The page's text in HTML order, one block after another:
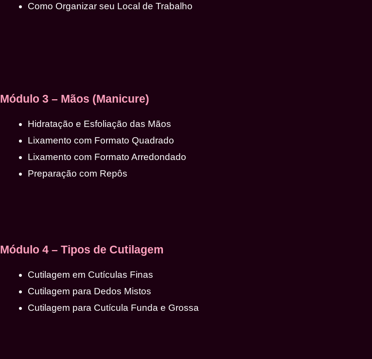
Como Organizar seu Local de Trabalho
Módulo 3 – Mãos (Manicure)
Hidratação e Esfoliação das Mãos
Lixamento com Formato Quadrado
Lixamento com Formato Arredondado
Preparação com Repôs
Módulo 4 – Tipos de Cutilagem
Cutilagem em Cutículas Finas
Cutilagem para Dedos Mistos
Cutilagem para Cutícula Funda e Grossa